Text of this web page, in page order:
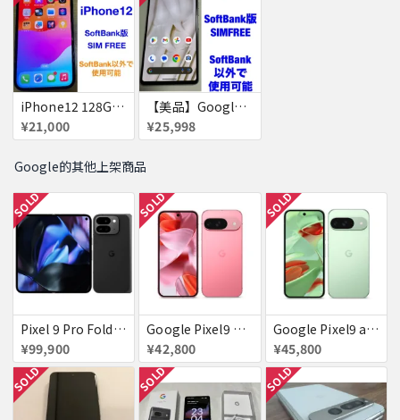
iPhone12 128GB 赤ロム
¥21,000
【美品】Google Pixel7 ［赤ロム］Pixel 7
¥25,998
Google的其他上架商品
SOLD
Pixel 9 Pro Fold 256GB Obsidian docomo 送料無料
¥99,900
SOLD
Google Pixel9 Peony 128GB / 12GB SoftBank SIMフリー 送料無料
¥42,800
SOLD
Google Pixel9 au Wintergreen 128GB / 12GB 送料無料
¥45,800
SOLD SOLD SOLD